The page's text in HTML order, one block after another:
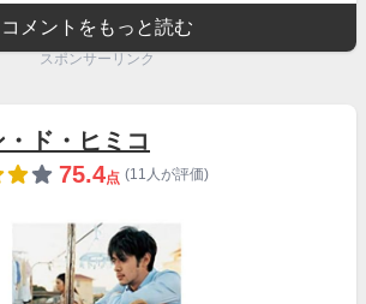
コメントをもっと読む
スポンサーリンク
・ド・ヒミコ
75.4点 (11人が評価)